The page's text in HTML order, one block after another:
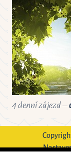
4 denní zájezd –